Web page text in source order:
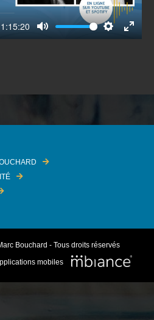
1:15:20
Mute SettingsEnter
Bouchard - Tous droits réservés
mobiles